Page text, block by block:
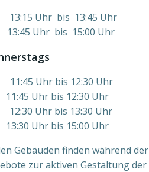
Uhr bis 13:45 Uhr
Uhr bis 15:00 Uhr
Uhr bis 12:30 Uhr
Uhr bis 12:30 Uhr
Uhr bis 13:30 Uhr
Uhr bis 15:00 Uhr
Gebäuden finden während der
zur aktiven Gestaltung der